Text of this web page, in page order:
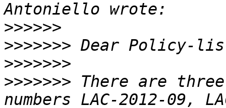
>>>>>>
>>>>>>>
>>>>>>>
>>>>>>> There are